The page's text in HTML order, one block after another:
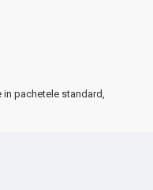
pachetele standard,